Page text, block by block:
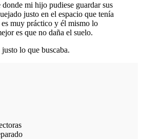
mi hijo pudiese guardar sus
justo en el espacio que tenía
muy práctico y él mismo lo
es que no daña el suelo.
lo que buscaba.